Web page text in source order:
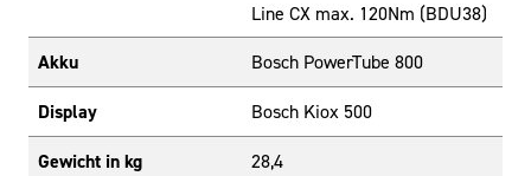
Line CX max. 120Nm (BDU38)
Akku Bosch PowerTube 800
Display Bosch Kiox 500
Gewicht in kg 28,4